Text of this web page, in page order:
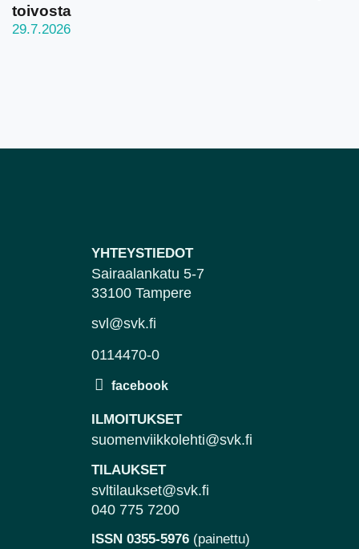
toivosta
29.7.2026
YHTEYSTIEDOT
Sairaalankatu 5-7
33100 Tampere
svl@svk.fi
0114470-0
ILMOITUKSET
suomenviikkolehti@svk.fi
TILAUKSET
svltilaukset@svk.fi
040 775 7200
ISSN 0355-5976 (painettu)